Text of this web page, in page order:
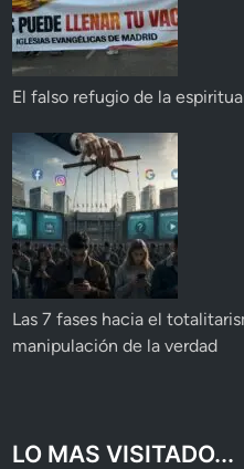
El falso refugio de la
Las 7 fases hacia el
manipulación de la verdad
LO MAS VISITADO...